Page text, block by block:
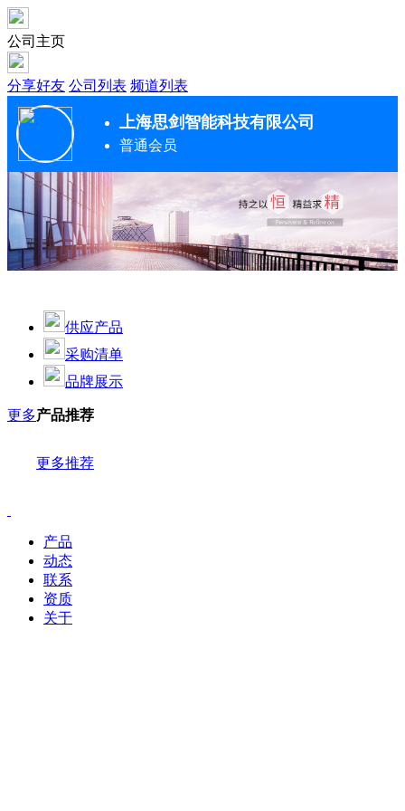
公司主页
分享好友 公司列表 频道列表
上海思剑智能科技有限公司
普通会员
供应产品
采购清单
品牌展示
更多产品推荐
更多推荐
产品
动态
联系
资质
关于